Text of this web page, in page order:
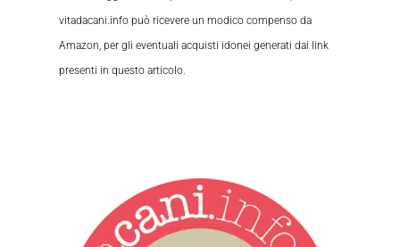
vitadacani.info può ricevere un modico compenso da
Amazon, per gli eventuali acquisti idonei generati dai link
presenti in questo articolo.